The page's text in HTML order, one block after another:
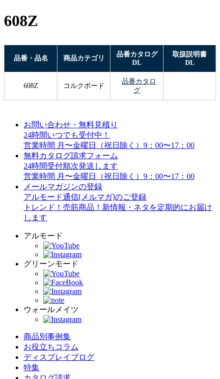
608Z
品番・品名 商品カテゴリ
品番カタログ
DL
取扱説明書
DL
608Z コルクボード
品番カタロ
グ
お問い合わせ・無料見積り
24時間いつでも受付中！
営業時間 月〜金曜日（祝日除く）9：00〜17：00
無料カタログ請求フォーム
24時間受付順次発送します
営業時間 月〜金曜日（祝日除く）9：00〜17：00
メールマガジンの登録
アルモード通信[メルマガ]のご登録
トレンド！売筋商品！新情報・ネタを定期的にお届け
します
アルモード
グリーンモード
ウォールメイツ
商品別事例集
お役立ちコラム
ディスプレイブログ
特集